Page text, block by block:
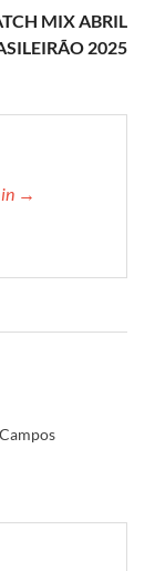
MIX ABRIL
2025
→
Campos